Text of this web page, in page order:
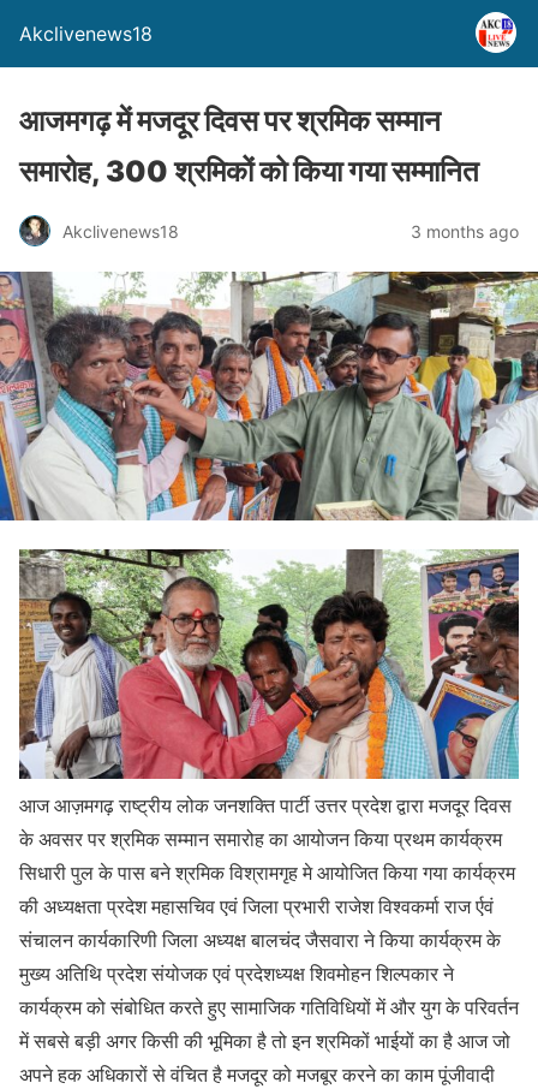
Akclivenews18
आजमगढ़ में मजदूर दिवस पर श्रमिक सम्मान
समारोह, 300 श्रमिकों को किया गया सम्मानित
Akclivenews18 3 months ago
आज आज़मगढ़ राष्ट्रीय लोक जनशक्ति पार्टी उत्तर प्रदेश द्वारा मजदूर दिवस
के अवसर पर श्रमिक सम्मान समारोह का आयोजन किया प्रथम कार्यक्रम
सिधारी पुल के पास बने श्रमिक विश्रामगृह मे आयोजित किया गया कार्यक्रम
की अध्यक्षता प्रदेश महासचिव एवं जिला प्रभारी राजेश विश्वकर्मा राज र्एवं
संचालन कार्यकारिणी जिला अध्यक्ष बालचंद जैसवारा ने किया कार्यक्रम के
मुख्य अतिथि प्रदेश संयोजक एवं प्रदेशध्यक्ष शिवमोहन शिल्पकार ने
कार्यक्रम को संबोधित करते हुए सामाजिक गतिविधियों में और युग के परिवर्तन
में सबसे बड़ी अगर किसी की भूमिका है तो इन श्रमिकों भाईयों का है आज जो
अपने हक अधिकारों से वंचित है मजदूर को मजबूर करने का काम पूंजीवादी